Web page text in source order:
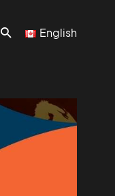
English